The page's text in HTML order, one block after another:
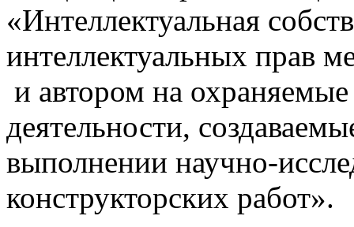
«Интеллектуальная
интеллектуальных прав
и автором на
деятельности,
выполнении научно-
конструкторских работ».